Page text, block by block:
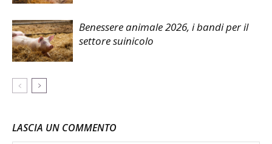
Benessere animale 2026, i bandi per il
settore suinicolo
LASCIA UN COMMENTO